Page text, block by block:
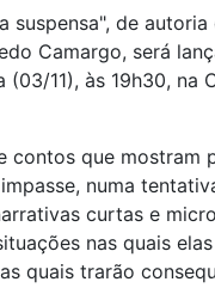
suspensa", de
Camargo, será
(03/11), às 19h30, na
contos que mostram
numa
curtas e
nas quais
quais trarão